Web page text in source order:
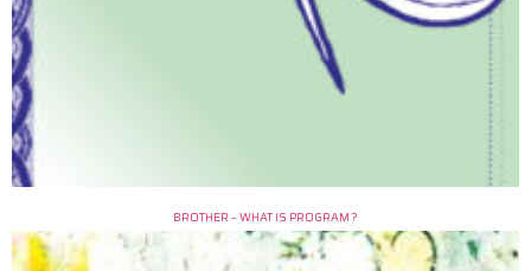
BROTHER – WHAT IS PROGRAM ?